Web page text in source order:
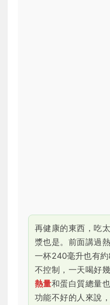
再健康的東西，吃
漿也是。前面講過
一杯240毫升也有
不控制，一天喝好
熱量和蛋白質總量
功能不好的人來說